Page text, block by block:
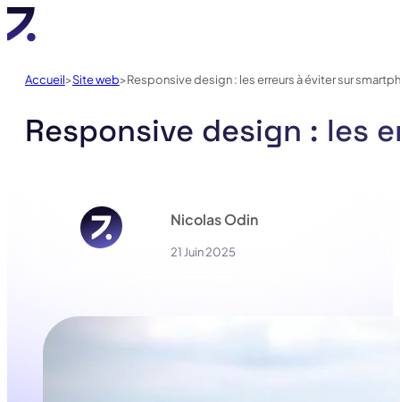
Responsive design : les
Accueil Site web Responsive design : les erreurs à éviter sur
Nicolas Odin
21 Juin 2025